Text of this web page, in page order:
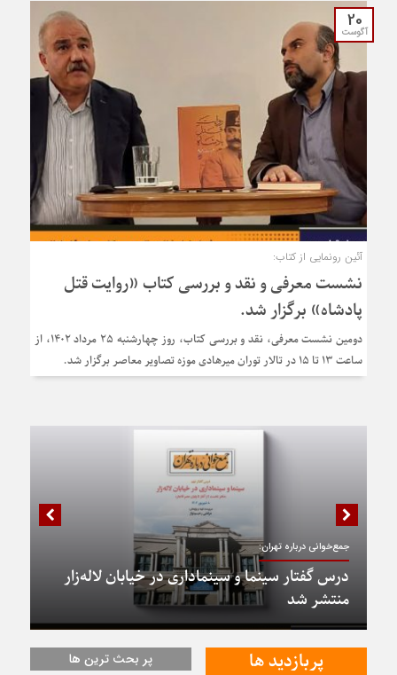
20
آگوست
آئین رونمایی از کتاب:
نشست معرفی و نقد و بررسی کتاب «روایت قتل
پادشاه» برگزار شد.
دومین نشست معرفی، نقد و بررسی کتاب، روز چهارشنبه ۲۵ مرداد ۱۴۰۲، از
ساعت ۱۳ تا ۱۵ در تالار توران میرهادی موزه تصاویر معاصر برگزار شد.
جمع‌خوانی درباره تهران:
درس گفتار سینما و سینماداری در خیابان لاله‌زار
منتشر شد
پربازدید ها پر بحث ترین ها